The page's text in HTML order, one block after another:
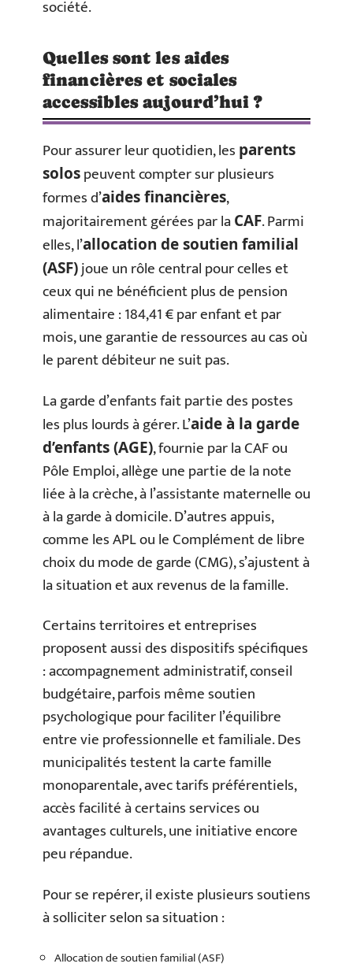
société.
Quelles sont les aides
financières et sociales
accessibles aujourd’hui ?
Pour assurer leur quotidien, les parents
solospeuvent compter sur plusieurs
formes d’aides financières,
majoritairement gérées par laCAF. Parmi
elles, l’allocation de soutien familial
(ASF)joue un rôle central pour celles et
ceux qui ne bénéficient plus de pension
alimentaire : 184,41 € par enfant et par
mois, une garantie de ressources au cas où
le parent débiteur ne suit pas.
La garde d’enfants fait partie des postes
les plus lourds à gérer. L’aide à la garde
d’enfants (AGE), fournie par la CAF ou
Pôle Emploi, allège une partie de la note
liée à la crèche, à l’assistante maternelle ou
à la garde à domicile. D’autres appuis,
comme les APL ou le Complément de libre
choix du mode de garde (CMG), s’ajustent à
la situation et aux revenus de la famille.
Certains territoires et entreprises
proposent aussi des dispositifs spécifiques
: accompagnement administratif, conseil
budgétaire, parfois même soutien
psychologique pour faciliter l’équilibre
entre vie professionnelle et familiale. Des
municipalités testent la carte famille
monoparentale, avec tarifs préférentiels,
accès facilité à certains services ou
avantages culturels, une initiative encore
peu répandue.
Pour se repérer, il existe plusieurs soutiens
à solliciter selon sa situation :
Allocation de soutien familial (ASF)